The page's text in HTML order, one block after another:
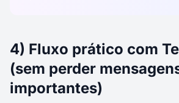
4) Fluxo prático com
(sem perder
importantes)